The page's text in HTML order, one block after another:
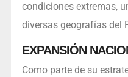
condiciones extremas,
diversas geografías del
EXPANSIÓN
Como parte de su